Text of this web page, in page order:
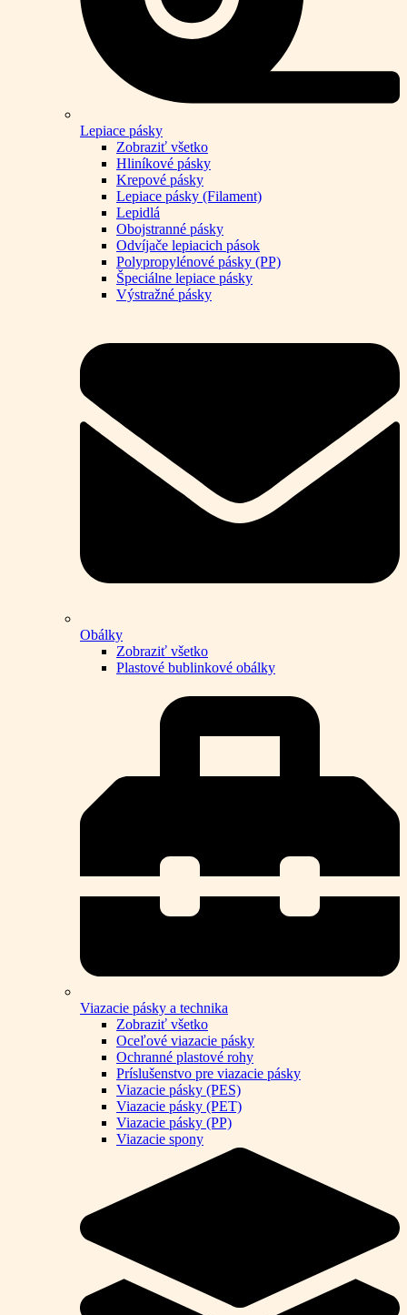
Lepiace pásky
Zobraziť všetko
Hliníkové pásky
Krepové pásky
Lepiace pásky (Filament)
Lepidlá
Obojstranné pásky
Odvíjače lepiacich pások
Polypropylénové pásky (PP)
Špeciálne lepiace pásky
Výstražné pásky
Obálky
Zobraziť všetko
Plastové bublinkové obálky
Viazacie pásky a technika
Zobraziť všetko
Oceľové viazacie pásky
Ochranné plastové rohy
Príslušenstvo pre viazacie pásky
Viazacie pásky (PES)
Viazacie pásky (PET)
Viazacie pásky (PP)
Viazacie spony